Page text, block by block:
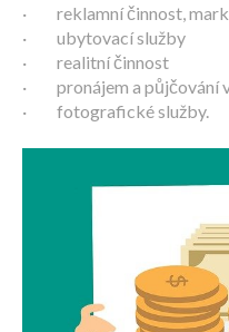
· reklamní činnost,
· ubytovací služby
· realitní činnost
· pronájem a půjčování
· fotografické služby.